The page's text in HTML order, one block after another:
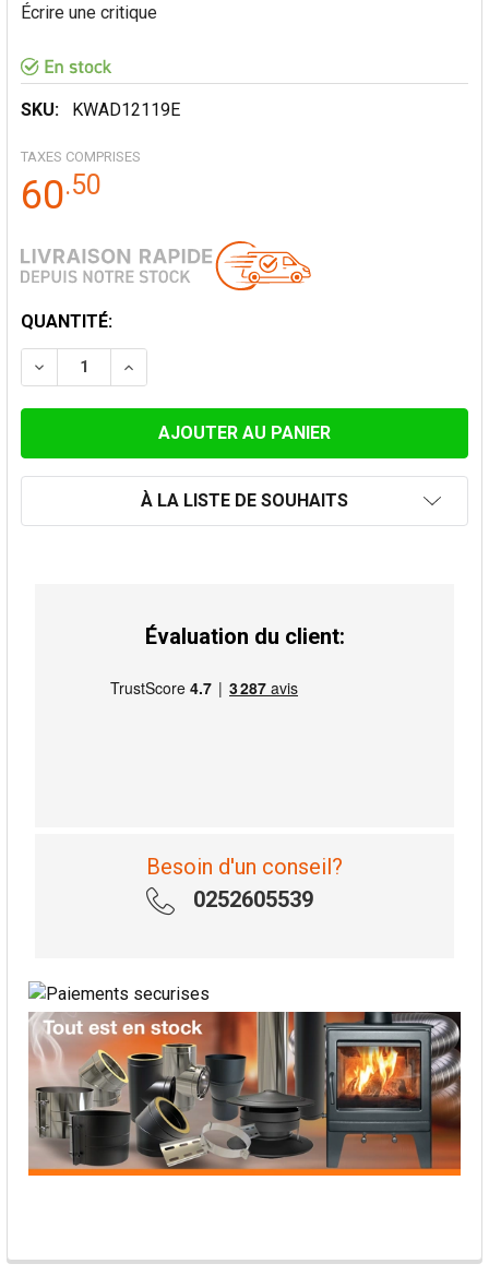
Écrire une critique
SKU: KWAD12119E
TAXES COMPRISES
60.50
STOCK
ACTUEL:
QUANTITÉ:
À LA LISTE DE SOUHAITS
Évaluation du client:
Besoin d'un conseil?
0252605539